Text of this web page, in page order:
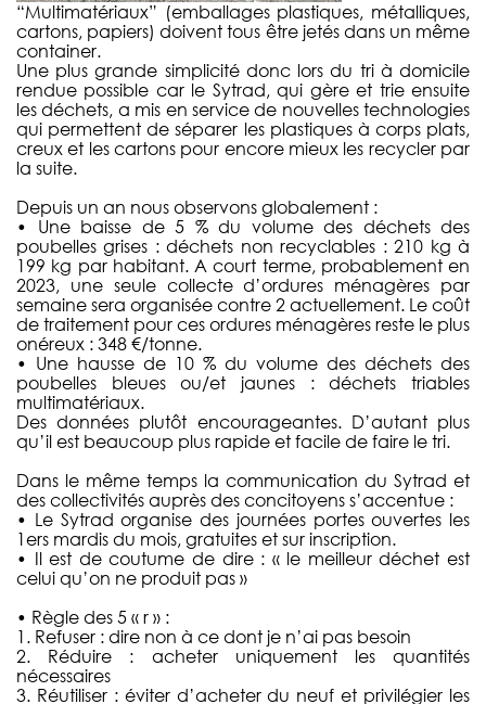
“Multimatériaux” (emballages plastiques, métalliques,
cartons, papiers) doivent tous être jetés dans un même
container.
Une plus grande simplicité donc lors du tri à domicile
rendue possible car le Sytrad, qui gère et trie ensuite
les déchets, a mis en service de nouvelles technologies
qui permettent de séparer les plastiques à corps plats,
creux et les cartons pour encore mieux les recycler par
la suite.
Depuis un an nous observons globalement :
• Une baisse de 5 % du volume des déchets des
poubelles grises : déchets non recyclables : 210 kg à
199 kg par habitant. A court terme, probablement en
2023, une seule collecte d’ordures ménagères par
semaine sera organisée contre 2 actuellement. Le coût
de traitement pour ces ordures ménagères reste le plus
onéreux : 348 €/tonne.
• Une hausse de 10 % du volume des déchets des
poubelles bleues ou/et jaunes : déchets triables
multimatériaux.
Des données plutôt encourageantes. D’autant plus
qu’il est beaucoup plus rapide et facile de faire le tri.
Dans le même temps la communication du Sytrad et
des collectivités auprès des concitoyens s’accentue :
• Le Sytrad organise des journées portes ouvertes les
1ers mardis du mois, gratuites et sur inscription.
• Il est de coutume de dire : « le meilleur déchet est
celui qu’on ne produit pas »
• Règle des 5 « r » :
1. Refuser : dire non à ce dont je n’ai pas besoin
2. Réduire : acheter uniquement les quantités
nécessaires
3. Réutiliser : éviter d’acheter du neuf et privilégier les